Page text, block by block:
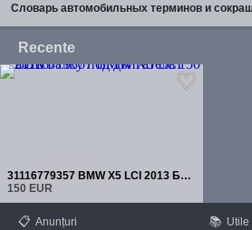
Словарь автомобильных терминов и
Recente
31116779357 BMW X5 LCI 2013 Балку под двигатель
150 EUR
📋 Anunțuri 📚 Utile